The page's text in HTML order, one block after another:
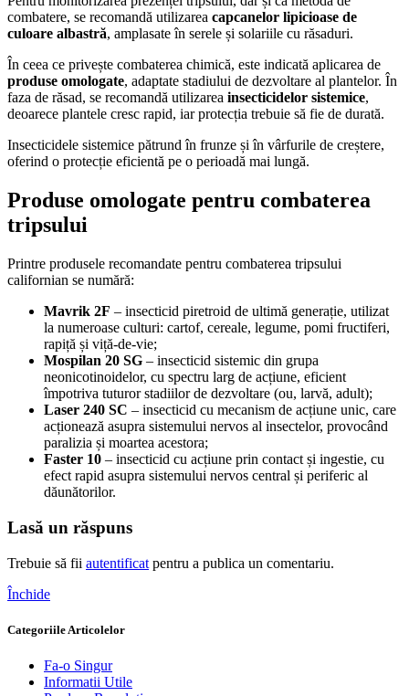
combatere, se recomandă utilizarea capcanelor lipicioase de
culoare albastră, amplasate în serele și solariile cu răsaduri.
În ceea ce privește combaterea chimică, este indicată aplicarea de
produse omologate, adaptate stadiului de dezvoltare al plantelor. În
faza de răsad, se recomandă utilizarea insecticidelor sistemice,
deoarece plantele cresc rapid, iar protecția trebuie să fie de durată.
Insecticidele sistemice pătrund în frunze și în vârfurile de creștere,
oferind o protecție eficientă pe o perioadă mai lungă.
Produse omologate pentru combaterea
tripsului
Printre produsele recomandate pentru combaterea tripsului
californian se numără:
Mavrik 2F – insecticid piretroid de ultimă generație, utilizat
la numeroase culturi: cartof, cereale, legume, pomi fructiferi,
rapiță și viță-de-vie;
Mospilan 20 SG – insecticid sistemic din grupa
neonicotinoidelor, cu spectru larg de acțiune, eficient
împotriva tuturor stadiilor de dezvoltare (ou, larvă, adult);
Laser 240 SC – insecticid cu mecanism de acțiune unic, care
acționează asupra sistemului nervos al insectelor, provocând
paralizia și moartea acestora;
Faster 10 – insecticid cu acțiune prin contact și ingestie, cu
efect rapid asupra sistemului nervos central și periferic al
dăunătorilor.
Lasă un răspuns
Trebuie să fii autentificat pentru a publica un comentariu.
Închide
Categoriile Articolelor
Fa-o Singur
Informatii Utile